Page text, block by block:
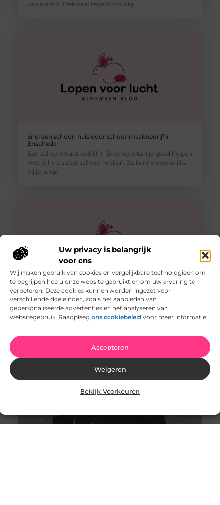
Uw privacy is belangrijk
voor ons
Wij maken gebruik van cookies en vergelijkbare technologieën om
te begrijpen hoe u onze website gebruikt en om uw ervaring te
verbeteren. Deze cookies kunnen worden ingezet voor
verschillende doeleinden, zoals het aanbieden van
gepersonaliseerde advertenties en het analyseren van
websitegebruik. Raadpleeg ons cookiebeleid voor meer informatie.
Accepteren
Weigeren
Bekijk Voorkeuren
van elektra. Elektra is tegenwoordig
Snel een schoon huis door schoonmaakbedrijf in
Enschede
Een schoonmaakbedrijf in Enschede kan je goed helpen
met je huis super schoon maken. Ze kunnen wekelijks
bij je langs
Wat te doen bij piekergedrag?
Het begrip ‘piekeren’ wordt vaak omschreven als het
ervaren van negatieve gevoelens en gedachten als